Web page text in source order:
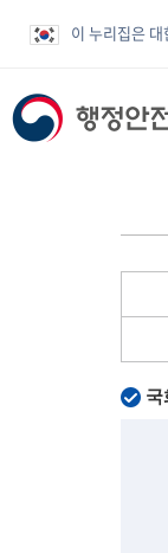
이 누리집은
국